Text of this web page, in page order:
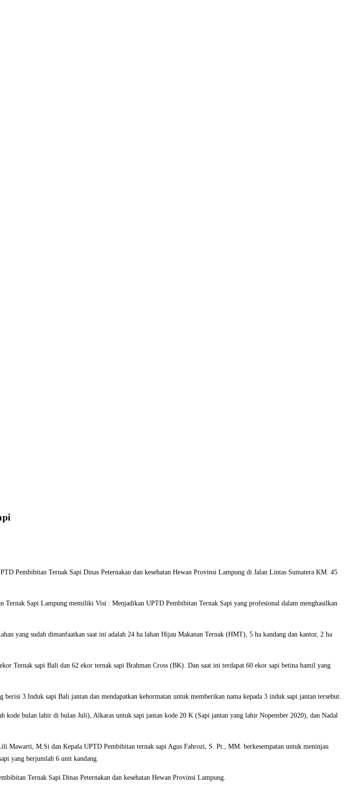
Pembibitan Ternak Sapi Dinas Peternakan dan kesehatan Hewan Provinsi Lampung di Jalan Lintas Sumatera KM. 45
Ternak Sapi Lampung memiliki Visi : Menjadikan UPTD Pembibitan Ternak Sapi yang profesional dalam menghasilkan
yang sudah dimanfaatkan saat ini adalah 24 ha lahan Hijau Makanan Ternak (HMT), 5 ha kandang dan kantor, 2 ha
Ternak sapi Bali dan 62 ekor ternak sapi Brahman Cross (BK). Dan saat ini terdapat 60 ekor sapi betina hamil yang
3 Induk sapi Bali jantan dan mendapatkan kehormatan untuk memberikan nama kepada 3 induk sapi jantan tersebut.
kode bulan lahir di bulan Juli), Alkaras untuk sapi jantan kode 20 K (Sapi jantan yang lahir Nopember 2020), dan Nadal
Mawarti, M.Si dan Kepala UPTD Pembibitan ternak sapi Agus Fahrozi, S. Pt., MM. berkesempatan untuk meninjau
yang berjumlah 6 unit kandang.
Ternak Sapi Dinas Peternakan dan kesehatan Hewan Provinsi Lampung.